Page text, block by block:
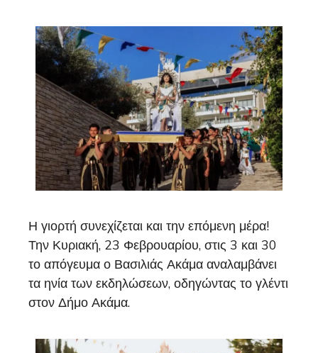
Η γιορτή συνεχίζεται και την επόμενη μέρα!
Την Κυριακή, 23 Φεβρουαρίου, στις 3 και 30
το απόγευμα ο Βασιλιάς Ακάμα αναλαμβάνει
τα ηνία των εκδηλώσεων, οδηγώντας το γλέντι
στον Δήμο Ακάμα.